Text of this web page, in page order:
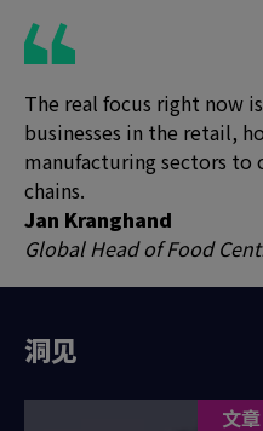
The real focus right now
businesses in the retail,
manufacturing sectors to
chains.
Global Head of Food
Jan Kranghand
洞见
文章